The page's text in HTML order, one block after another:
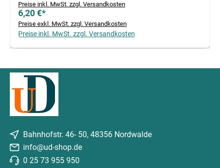
Preise inkl. MwSt. zzgl. Versandkosten
6,20 €*
Preise exkl. MwSt. zzgl. Versandkosten
Preise inkl. MwSt. zzgl. Versandkosten
Bahnhofstr. 46- 50, 48356 Nordwalde
info@ud-shop.de
0 25 73 955 950